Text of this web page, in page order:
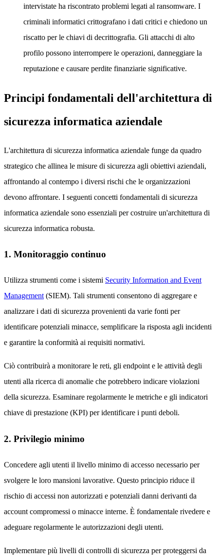
intervistate ha riscontrato problemi legati al ransomware. I
criminali informatici crittografano i dati critici e chiedono un
riscatto per le chiavi di decrittografia. Gli attacchi di alto
profilo possono interrompere le operazioni, danneggiare la
reputazione e causare perdite finanziarie significative.
Principi fondamentali dell'architettura di
sicurezza informatica aziendale
L'architettura di sicurezza informatica aziendale funge da quadro
strategico che allinea le misure di sicurezza agli obiettivi aziendali,
affrontando al contempo i diversi rischi che le organizzazioni
devono affrontare. I seguenti concetti fondamentali di sicurezza
informatica aziendale sono essenziali per costruire un'architettura di
sicurezza informatica robusta.
1. Monitoraggio continuo
Utilizza strumenti come i sistemi Security Information and Event
Management (SIEM). Tali strumenti consentono di aggregare e
analizzare i dati di sicurezza provenienti da varie fonti per
identificare potenziali minacce, semplificare la risposta agli incidenti
e garantire la conformità ai requisiti normativi.
Ciò contribuirà a monitorare le reti, gli endpoint e le attività degli
utenti alla ricerca di anomalie che potrebbero indicare violazioni
della sicurezza. Esaminare regolarmente le metriche e gli indicatori
chiave di prestazione (KPI) per identificare i punti deboli.
2. Privilegio minimo
Concedere agli utenti il livello minimo di accesso necessario per
svolgere le loro mansioni lavorative. Questo principio riduce il
rischio di accessi non autorizzati e potenziali danni derivanti da
account compromessi o minacce interne. È fondamentale rivedere e
adeguare regolarmente le autorizzazioni degli utenti.
Implementare più livelli di controlli di sicurezza per proteggersi da